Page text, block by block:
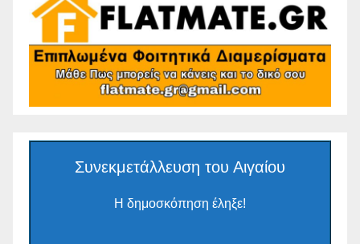
Συνεκμετάλλευση του Αιγαίου
Η δημοσκόπηση έληξε!